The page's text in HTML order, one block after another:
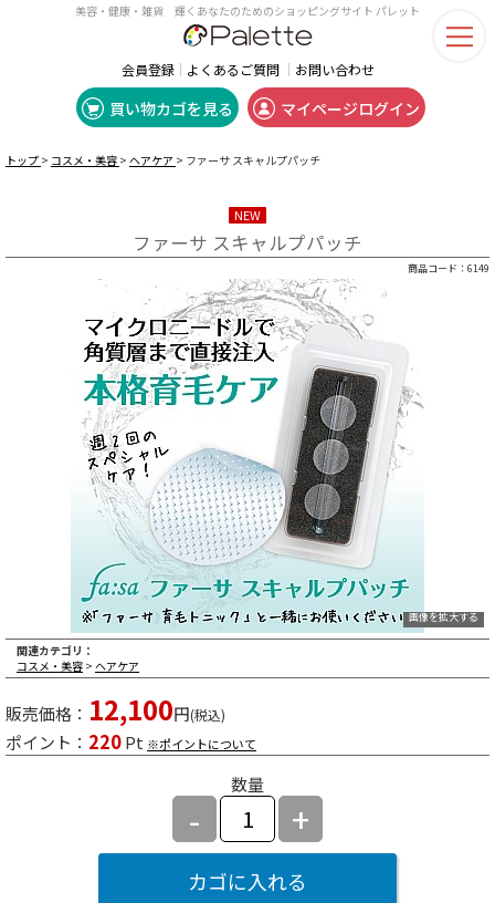
美容・健康・雑貨 輝くあなたのためのショッピングサイト パレット
会員登録 よくあるご質問 お問い合わせ
買い物カゴを見る マイページログイン
トップ > コスメ・美容 > ヘアケア > ファーサ スキャルプパッチ
NEW
ファーサ スキャルプパッチ
商品コード： 6149
画像を拡大する
関連カテゴリ：
コスメ・美容 > ヘアケア
販売価格： 12,100円(税込)
ポイント： 220Pt ※ポイントについて
数量
- +
カゴに入れる